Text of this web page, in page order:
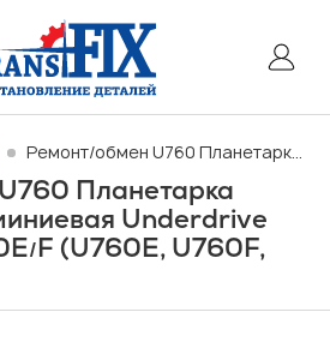
Ремонт/обмен U760 Планетарка передняя алюминиевая Underdrive для АКПП U760E/F (U760E, U760F, TM-60LS)
Планетарка
Underdrive
/F (U760E, U760F,